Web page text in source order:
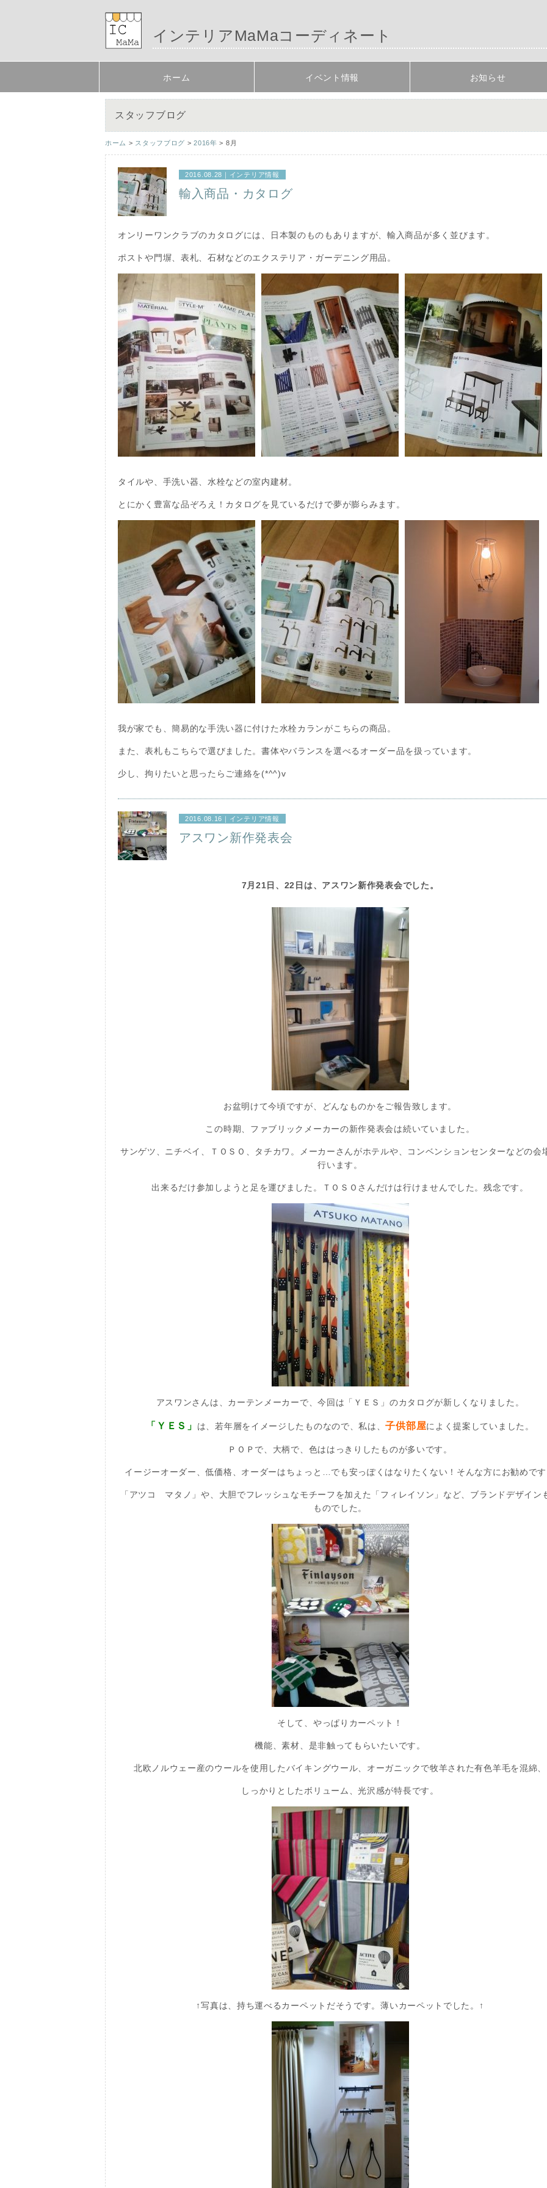
インテリアMaMaコーディネート
ホーム イベント情報 お知らせ
スタッフブログ
ホーム > スタッフブログ >2016年 > 8月
2016.08.28｜ インテリア情報
輸入商品・カタログ
オンリーワンクラブのカタログには、日本製のものもありますが、輸入商品が多く並びます。
ポストや門塀、表札、石材などのエクステリア・ガーデニング用品。
タイルや、手洗い器、水栓などの室内建材。
とにかく豊富な品ぞろえ！カタログを見ているだけで夢が膨らみます。
我が家でも、簡易的な手洗い器に付けた水栓カランがこちらの商品。
また、表札もこちらで選びました。書体やバランスを選べるオーダー品を扱っています。
少し、拘りたいと思ったらご連絡を(*^^)v
2016.08.16｜ インテリア情報
アスワン新作発表会
7月21日、22日は、アスワン新作発表会でした。
お盆明けて今頃ですが、どんなものかをご報告致します。
この時期、ファブリックメーカーの新作発表会は続いていました。
サンゲツ、ニチベイ、ＴＯＳＯ、タチカワ。メーカーさんがホテルや、コンベンションセンターなどの会
行います。
出来るだけ参加しようと足を運びました。ＴＯＳＯさんだけは行けませんでした。残念です。
アスワンさんは、カーテンメーカーで、今回は「ＹＥＳ」のカタログが新しくなりました。
「ＹＥＳ」 は、若年層をイメージしたものなので、私は、子供部屋によく提案していました。
ＰＯＰで、大柄で、色ははっきりしたものが多いです。
イージーオーダー、低価格、オーダーはちょっと…でも安っぽくはなりたくない！そんな方にお勧めで
「アツコ マタノ」や、大胆でフレッシュなモチーフを加えた「フィレイソン」など、ブランドデザイン
ものでした。
そして、やっぱりカーペット！
機能、素材、是非触ってもらいたいです。
北欧ノルウェー産のウールを使用したバイキングウール、オーガニックで牧羊された有色羊毛を混綿、
しっかりとしたボリューム、光沢感が特長です。
↑写真は、持ち運べるカーペットだそうです。薄いカーペットでした。↑